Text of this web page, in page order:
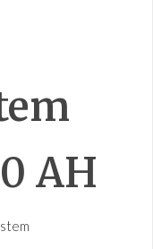
AH